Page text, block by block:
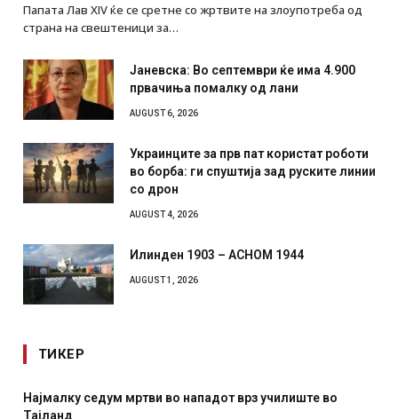
Папата Лав XIV ќе се сретне со жртвите на злоупотреба од
страна на свештеници за…
Јаневска: Во септември ќе има 4.900
првачиња помалку од лани
AUGUST 6, 2026
Украинците за прв пат користат роботи
во борба: ги спуштија зад руските линии
со дрон
AUGUST 4, 2026
Илинден 1903 – АСНОМ 1944
AUGUST 1, 2026
ТИКЕР
врз училиште во
СОЗИС: Украинците повеќе